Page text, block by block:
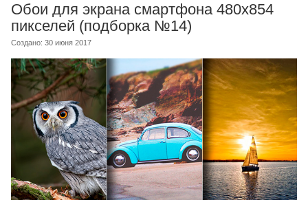
Обои для экрана смартфона 480x854
пикселей (подборка №14)
Создано: 30 июня 2017